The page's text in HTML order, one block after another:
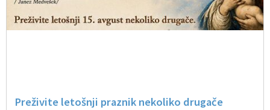
Preživite letošnji praznik nekoliko drugače